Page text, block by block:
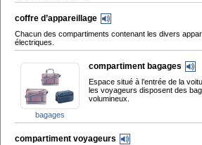
coffre d’appareillage
Chacun des compartiments contenant les divers
électriques.
bagages
compartiment bagages
Espace situé à l’entrée de la
les voyageurs disposent des
volumineux.
compartiment voyageurs